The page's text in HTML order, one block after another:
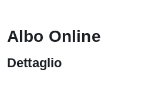
Albo Online
Dettaglio